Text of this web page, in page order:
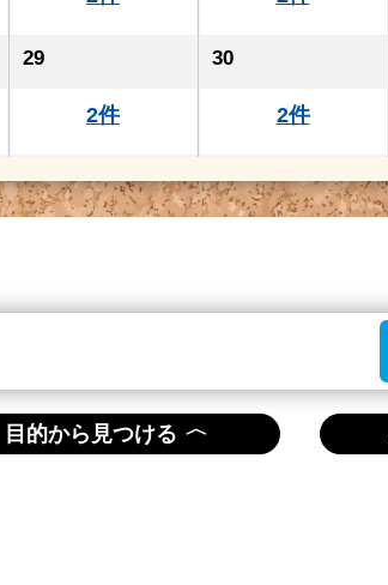
29
2件
30
2件
目的から見つける 〈